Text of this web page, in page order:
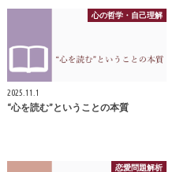
心の哲学・自己理解
2025.11.1
“心を読む”ということの本質
恋愛問題解析